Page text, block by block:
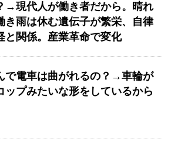
→現代人が働き者だから。晴れ
き雨は休む遺伝子が繁栄、自律
と関係。産業革命で変化
で電車は曲がれるの？→車輪が
ップみたいな形をしているから